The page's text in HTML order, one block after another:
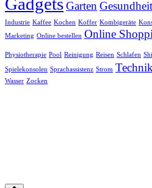
GartenGesundheit
Industrie Kaffee Kochen Koffer Kombigeräte
Marketing Online bestellen Online
Physiotherapie Pool Reinigung Reisen Schlafen
Spielekonsolen Sprachassistenz Strom
Wasser Zocken